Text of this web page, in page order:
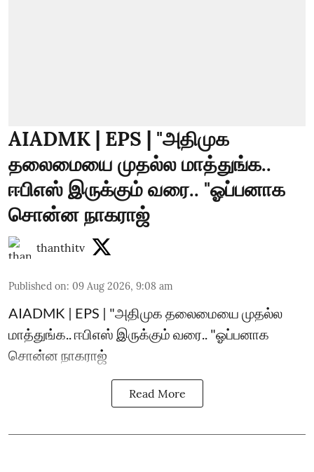
AIADMK | EPS | "அதிமுக
தலைமையை முதல்ல மாத்துங்க..
ஈபிஎஸ் இருக்கும் வரை.. "ஓப்பனாக
சொன்ன நாகராஜ்
thanthitv
Published on: 09 Aug 2026, 9:08 am
AIADMK | EPS | "அதிமுக தலைமையை முதல்ல
மாத்துங்க.. ஈபிஎஸ் இருக்கும் வரை.. "ஓப்பனாக
சொன்ன நாகராஜ்
Read More